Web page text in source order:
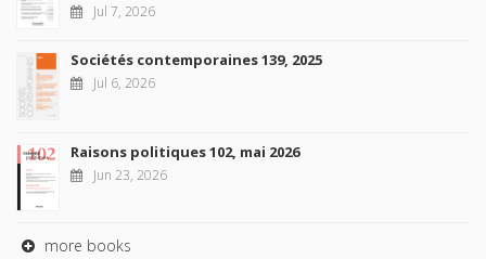
Jul 7, 2026
Sociétés contemporaines 139, 2025
Jul 6, 2026
Raisons politiques 102, mai 2026
Jun 23, 2026
more books